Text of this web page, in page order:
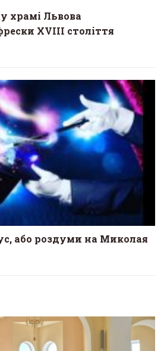
храмі Львова
XVIII століття
або роздуми на Миколая